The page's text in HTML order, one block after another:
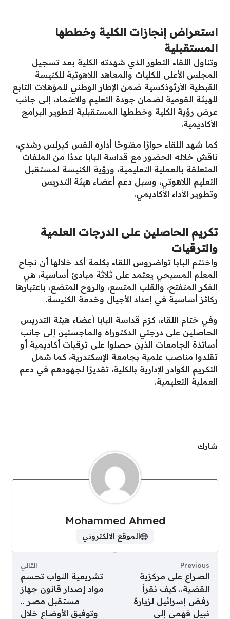
استعراض إنجازات الكلية وخططها
المستقبلية
وتناول اللقاء التطور الذي شهدته الكلية بعد تسجيل
المجلس الأعلى للكليات والمعاهد اللاهوتية للكنيسة
القبطية الأرثوذكسية ضمن الإطار الوطني للمؤهلات التابع
للهيئة القومية لضمان جودة التعليم والاعتماد، إلى جانب
عرض رؤية الكلية وخططها المستقبلية لتطوير البرامج
الأكاديمية.
كما شهد اللقاء حوارًا مفتوحًا أداره القس كيرلس رشدي،
ناقش خلاله الحضور مع قداسة البابا عددًا من الملفات
المتعلقة بالعملية التعليمية، ورؤية الكنيسة لمستقبل
التعليم اللاهوتي، وسبل دعم أعضاء هيئة التدريس
وتطوير الأداء الأكاديمي.
تكريم الحاصلين على الدرجات العلمية
والترقيات
واختتم البابا تواضروس اللقاء بكلمة أكد خلالها أن نجاح
المعلم المسيحي يعتمد على ثلاثة مبادئ أساسية، هي
الفكر المنفتح، والقلب المتسع، والروح المتضع، باعتبارها
ركائز أساسية في إعداد الأجيال وخدمة الكنيسة.
وفي ختام اللقاء، كرّم قداسة البابا أعضاء هيئة التدريس
الحاصلين على درجتي الدكتوراه والماجستير، إلى جانب
أساتذة الجامعات الذين حصلوا على ترقيات أكاديمية أو
تقلدوا مناصب علمية بجامعة الإسكندرية، كما شمل
التكريم الكوادر الإدارية بالكلية، تقديرًا لجهودهم في دعم
العملية التعليمية.
شارك
Mohammed Ahmed
الموقع الالكتروني
Previous
الصراع على مركزية
القضية.. كيف نقرأ
رفض إسرائيل لزيارة
نبيل فهمي إلى
التالي
تشريعية النواب تحسم
مواد إصدار قانون جهاز
مستقبل مصر ..
وتوفيق الأوضاع خلال